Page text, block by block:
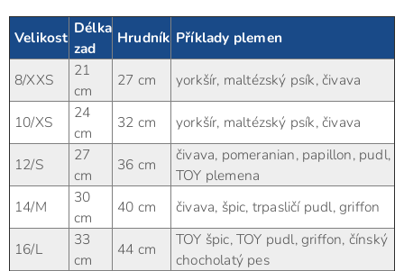
Velikost
Délka
zad
Hrudník Příklady plemen
8/XXS
21
cm
27 cm yorkšír, maltézský psík, čivava
10/XS
24
cm
32 cm yorkšír, maltézský psík, čivava
12/S
27
cm
36 cm
čivava, pomeranian, papillon, pudl,
TOY plemena
14/M
30
cm
40 cm čivava, špic, trpasličí pudl, griffon
16/L
33
cm
44 cm
TOY špic, TOY pudl, griffon, čínský
chocholatý pes